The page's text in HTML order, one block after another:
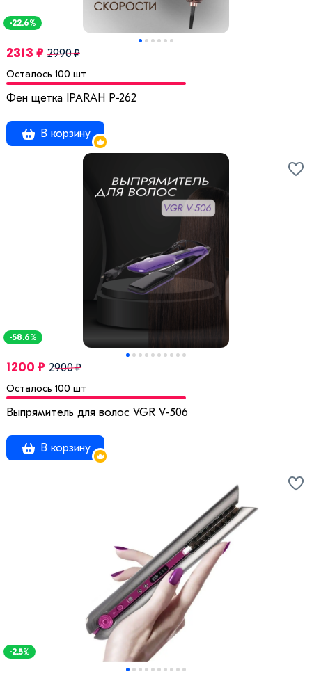
-22.6%
2313 ₽ 2990 ₽
Осталось 100 шт
Фен щетка IPARAH P-262
В корзину
-58.6%
1200 ₽ 2900 ₽
Осталось 100 шт
Выпрямитель для волос VGR V-506
В корзину
-2.5%